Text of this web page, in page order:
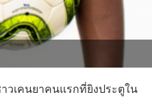
วเคนยาคนแรกที่ยิงประตูใน